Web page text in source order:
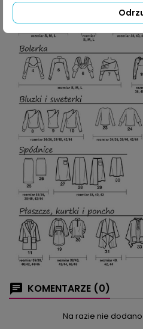
KOMENTARZE (0)
Na razie nie